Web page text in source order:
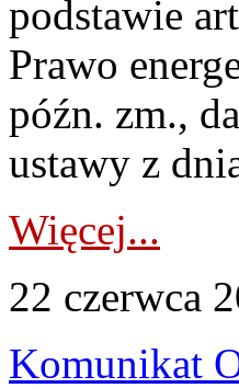
podstawie
Prawo
późn. zm.,
ustawy z
Więcej...
22 czerwca
Komunikat